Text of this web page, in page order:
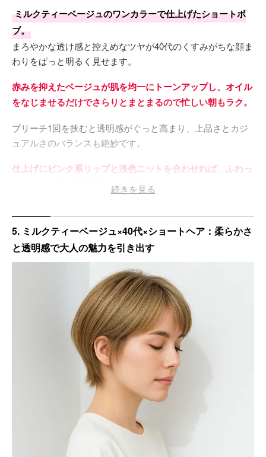
ミルクティーベージュのワンカラーで仕上げたショートボ
ブ。
まろやかな透け感と控えめなツヤが40代のくすみがちな顔ま
わりをぱっと明るく見せます。
赤みを抑えたベージュが肌を均一にトーンアップし、オイル
をなじませるだけでさらりとまとまるので忙しい朝もラク。
ブリーチ1回を挟むと透明感がぐっと高まり、上品さとカジ
ュアルさのバランスも絶妙です。
仕上げにピンク系リップと淡色ニットを合わせれば、ふわっ
とやさしい統一感が生まれます♡
続きを見る
5. ミルクティーベージュ×40代×ショートヘア：柔らかさ
と透明感で大人の魅力を引き出す